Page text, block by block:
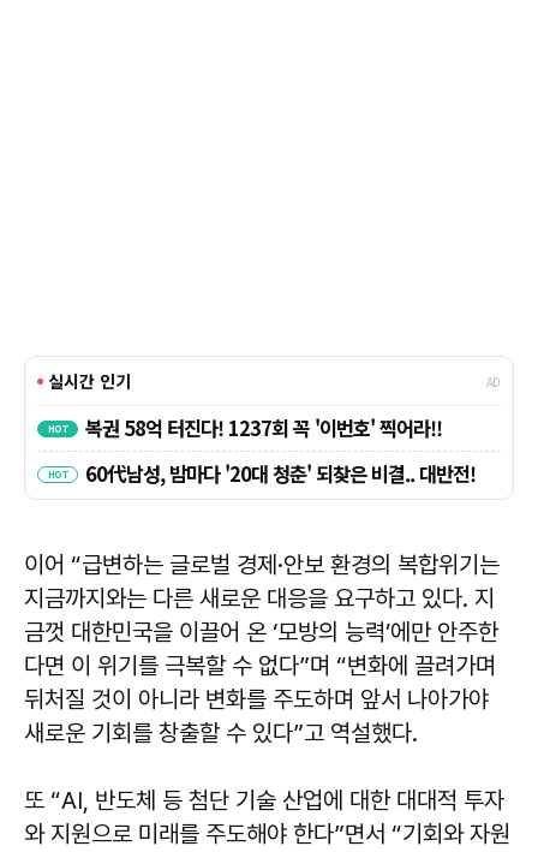
이어 “급변하는 글로벌 경제·안보 환경의 복합위기는
지금까지와는 다른 새로운 대응을 요구하고 있다. 지
금껏 대한민국을 이끌어 온 ‘모방의 능력’에만 안주한
다면 이 위기를 극복할 수 없다”며 “변화에 끌려가며
뒤처질 것이 아니라 변화를 주도하며 앞서 나아가야
새로운 기회를 창출할 수 있다”고 역설했다.
또 “AI, 반도체 등 첨단 기술 산업에 대한 대대적 투자
와 지원으로 미래를 주도해야 한다”면서 “기회와 자원